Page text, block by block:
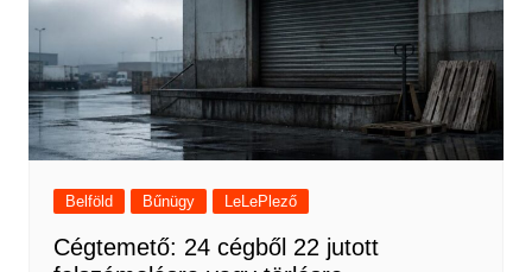
Belföld Bűnügy LeLePlező
Cégtemető: 24 cégből 22 jutott